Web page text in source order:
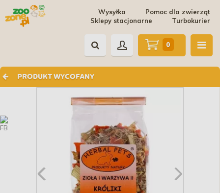
Pomoc dla zwierząt
Wysyłka
Turbokurier
Sklepy stacjonarne
PRODUKT WYCOFANY
0